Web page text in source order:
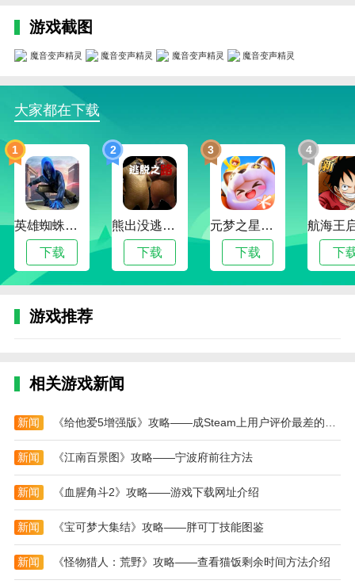
魔音变声精灵提供了多种预设的变声效果，同时也
支持自定义调整，比如调整音调的高低、音量、速度等
参数来得到满意的变声效果。
应用特色
1、会有很多不同的音效分享给你，无论男女
2、实时变声游戏和聊天时实时变声，变女，女变
男，大叔变萝莉，小孩变男，艾伯特诺伯斯
3、还有一些有趣的笑话，资讯等内容，内含精品
语音包
4、不管你是想要聊天还是游戏都可以满足你，
2265一键就可以快速的设置
小编评价
该款应用程序的效果非常逼真，可以让我听起来像
使用魔音变声精灵录制的语音效果非常清晰，没有
让更多人一起分享快乐。
该应用的操作简单，界面清晰易懂，而且音质效果
也非常好。绝对是给语音聊天增添乐趣的必备工具！
该应用的界面简洁直观，使用起来也非常方便。只
要选好要变声的效果，点击录音按钮，就能得到惊喜的
效果。
更新日志
游戏截图
大家都在下载
1
英雄蜘蛛侠绳索格斗城市模拟器
下载
2
熊出没逃脱之路
下载
3
元梦之星手游下载2024最新版
下载
4
下
游戏推荐
相关游戏新闻
新闻 《给他爱5增强版》攻略——成Steam上用户评价最差的GTA游戏
新闻 《江南百景图》攻略——宁波府前往方法
新闻 《血腥角斗2》攻略——游戏下载网址介绍
新闻 《宝可梦大集结》攻略——胖可丁技能图鉴
新闻 《怪物猎人：荒野》攻略——查看猫饭剩余时间方法介绍